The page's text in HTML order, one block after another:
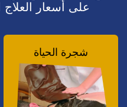
على أسعار
شجرة الحياة